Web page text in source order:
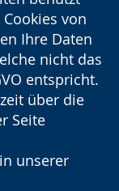
von
Ihre Daten
nicht das
entspricht.
über die
Seite
unserer